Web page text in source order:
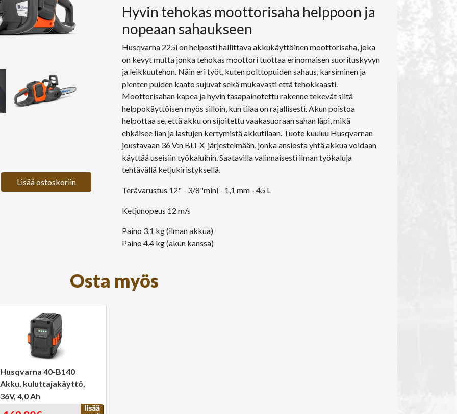
Lisää ostoskoriin
Hyvin tehokas moottorisaha helppoon ja
nopeaan sahaukseen
Husqvarna 225i on helposti hallittava akkukäyttöinen moottorisaha, joka
on kevyt mutta jonka tehokas moottori tuottaa erinomaisen suorituskyvyn
ja leikkuutehon. Näin eri työt, kuten polttopuiden sahaus, karsiminen ja
pienten puiden kaato sujuvat sekä mukavasti että tehokkaasti.
Moottorisahan kapea ja hyvin tasapainotettu rakenne tekevät siitä
helppokäyttöisen myös silloin, kun tilaa on rajallisesti. Akun poistoa
helpottaa se, että akku on sijoitettu vaakasuoraan sahan läpi, mikä
ehkäisee lian ja lastujen kertymistä akkutilaan. Tuote kuuluu Husqvarnan
joustavaan 36 V:n BLi-X-järjestelmään, jonka ansiosta yhtä akkua voidaan
käyttää useisiin työkaluihin. Saatavilla valinnaisesti ilman työkaluja
tehtävällä ketjukiristyksellä.
Terävarustus 12" - 3/8"mini - 1,1 mm - 45 L
Ketjunopeus 12 m/s
Paino 3,1 kg (ilman akkua)
Paino 4,4 kg (akun kanssa)
Osta myös
Husqvarna 40-B140
Akku, kuluttajakäyttö,
36V, 4,0 Ah